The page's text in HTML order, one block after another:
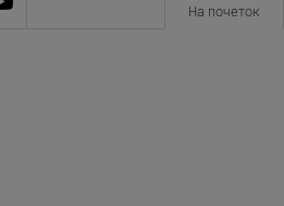
На почеток